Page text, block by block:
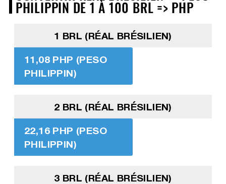
PHILIPPIN DE 1 À 100 BRL => PHP
1 BRL (RÉAL BRÉSILIEN)
11,08 PHP (PESO
PHILIPPIN)
2 BRL (RÉAL BRÉSILIEN)
22,16 PHP (PESO
PHILIPPIN)
3 BRL (RÉAL BRÉSILIEN)